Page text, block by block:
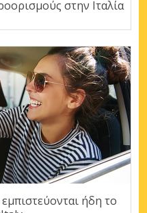
στην Ιταλία
ήδη το